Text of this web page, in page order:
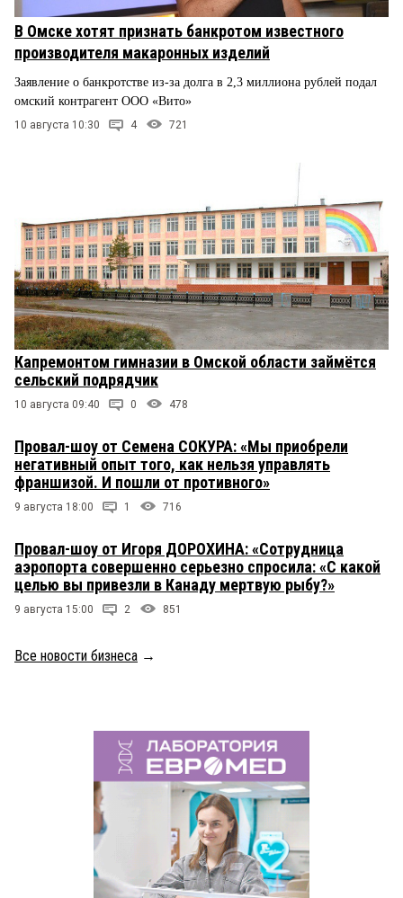
В Омске хотят признать банкротом известного
производителя макаронных изделий
Заявление о банкротстве из-за долга в 2,3 миллиона рублей подал
омский контрагент ООО «Вито»
10 августа 10:30 4 721
Капремонтом гимназии в Омской области займётся
сельский подрядчик
10 августа 09:40 0 478
Провал-шоу от Семена СОКУРА: «Мы приобрели
негативный опыт того, как нельзя управлять
франшизой. И пошли от противного»
9 августа 18:00 1 716
Провал-шоу от Игоря ДОРОХИНА: «Сотрудница
аэропорта совершенно серьезно спросила: «С какой
целью вы привезли в Канаду мертвую рыбу?»
9 августа 15:00 2 851
Все новости бизнеса →